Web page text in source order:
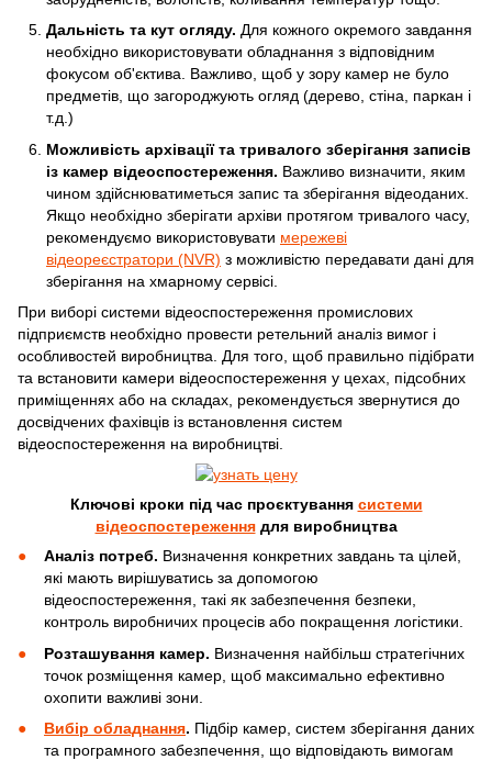
Дальність та кут огляду. Для кожного окремого завдання
необхідно використовувати обладнання з відповідним
фокусом об'єктива. Важливо, щоб у зору камер не було
предметів, що загороджують огляд (дерево, стіна, паркан і
т.д.)
Можливість архівації та тривалого зберігання записів
із камер відеоспостереження. Важливо визначити, яким
чином здійснюватиметься запис та зберігання відеоданих.
Якщо необхідно зберігати архіви протягом тривалого часу,
рекомендуємо використовувати мережеві
відеореєстратори (NVR) з можливістю передавати дані для
зберігання на хмарному сервісі.
При виборі системи відеоспостереження промислових
підприємств необхідно провести ретельний аналіз вимог і
особливостей виробництва. Для того, щоб правильно підібрати
та встановити камери відеоспостереження у цехах, підсобних
приміщеннях або на складах, рекомендується звернутися до
досвідчених фахівців із встановлення систем
відеоспостереження на виробництві.
Ключові кроки під час проєктування системи
відеоспостереженнядля виробництва
Аналіз потреб. Визначення конкретних завдань та цілей,
які мають вирішуватись за допомогою
відеоспостереження, такі як забезпечення безпеки,
контроль виробничих процесів або покращення логістики.
Розташування камер. Визначення найбільш стратегічних
точок розміщення камер, щоб максимально ефективно
охопити важливі зони.
Вибір обладнання. Підбір камер, систем зберігання даних
та програмного забезпечення, що відповідають вимогам